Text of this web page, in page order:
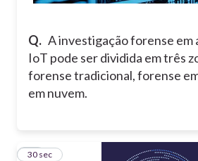
Q. A investigação forense em
IoT pode ser dividida em três
forense tradicional, forense
em nuvem.
11
30 sec